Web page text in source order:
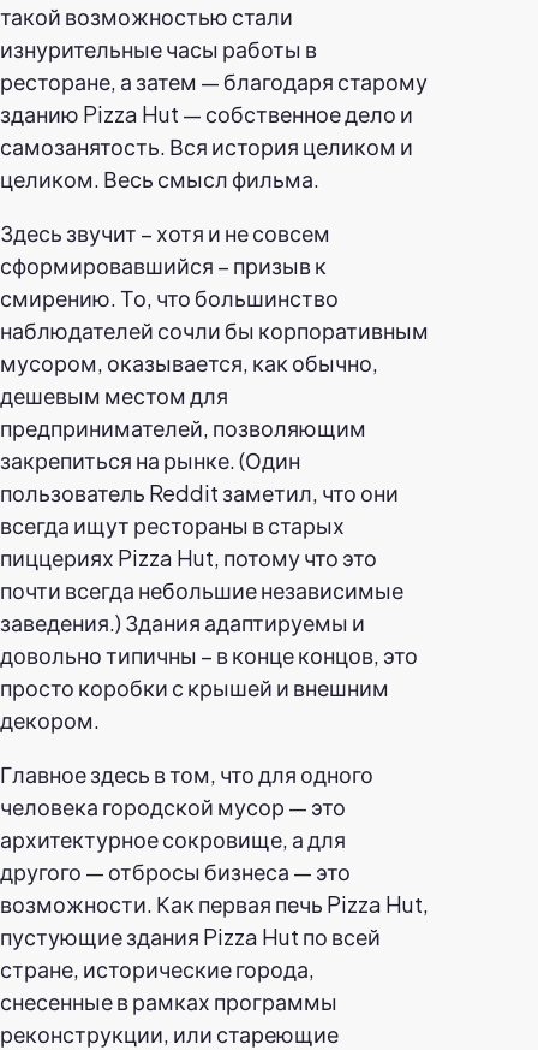
такой возможностью стали
изнурительные часы работы в
ресторане, а затем — благодаря старому
зданию Pizza Hut — собственное дело и
самозанятость. Вся история целиком и
целиком. Весь смысл фильма.
Здесь звучит – хотя и не совсем
сформировавшийся – призыв к
смирению. То, что большинство
наблюдателей сочли бы корпоративным
мусором, оказывается, как обычно,
дешевым местом для
предпринимателей, позволяющим
закрепиться на рынке. (Один
пользователь Reddit заметил, что они
всегда ищут рестораны в старых
пиццериях Pizza Hut, потому что это
почти всегда небольшие независимые
заведения.) Здания адаптируемы и
довольно типичны – в конце концов, это
просто коробки с крышей и внешним
декором.
Главное здесь в том, что для одного
человека городской мусор — это
архитектурное сокровище, а для
другого — отбросы бизнеса — это
возможности. Как первая печь Pizza Hut,
пустующие здания Pizza Hut по всей
стране, исторические города,
снесенные в рамках программы
реконструкции, или стареющие